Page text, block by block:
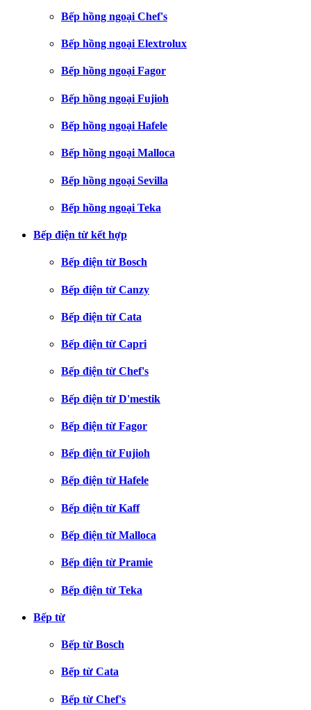
Bếp hồng ngoại Chef's
Bếp hồng ngoại Elextrolux
Bếp hồng ngoại Fagor
Bếp hồng ngoại Fujioh
Bếp hồng ngoại Hafele
Bếp hồng ngoại Malloca
Bếp hồng ngoại Sevilla
Bếp hồng ngoại Teka
Bếp điện từ kết hợp
Bếp điện từ Bosch
Bếp điện từ Canzy
Bếp điện từ Cata
Bếp điện từ Capri
Bếp điện từ Chef's
Bếp điện từ D'mestik
Bếp điện từ Fagor
Bếp điện từ Fujioh
Bếp điện từ Hafele
Bếp điện từ Kaff
Bếp điện từ Malloca
Bếp điện từ Pramie
Bếp điện từ Teka
Bếp từ
Bếp từ Bosch
Bếp từ Cata
Bếp từ Chef's